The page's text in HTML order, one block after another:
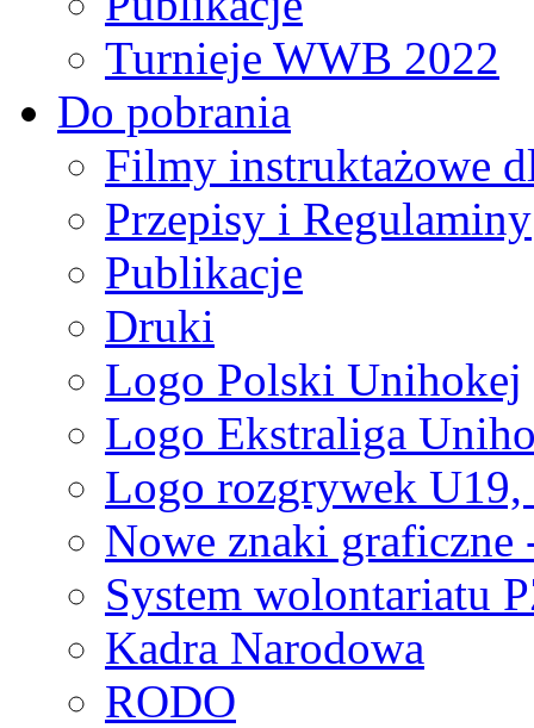
Turnieje WWB 2022
Do pobrania
Filmy instruktażowe
Przepisy i Regulaminy
Publikacje
Druki
Logo Polski Unihokej
Logo Ekstraliga
Logo rozgrywek
Nowe znaki graficzne
System wolontariatu
Kadra Narodowa
RODO